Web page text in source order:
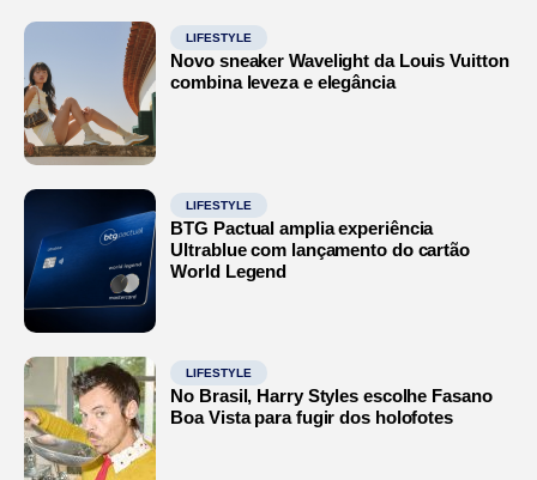
LIFESTYLE
Novo sneaker Wavelight da Louis Vuitton
combina leveza e elegância
LIFESTYLE
BTG Pactual amplia experiência
Ultrablue com lançamento do cartão
World Legend
LIFESTYLE
No Brasil, Harry Styles escolhe Fasano
Boa Vista para fugir dos holofotes